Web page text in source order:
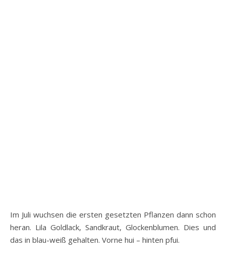
Im Juli wuchsen die ersten gesetzten Pflanzen dann schon
heran. Lila Goldlack, Sandkraut, Glockenblumen. Dies und
das in blau-weiß gehalten. Vorne hui – hinten pfui.